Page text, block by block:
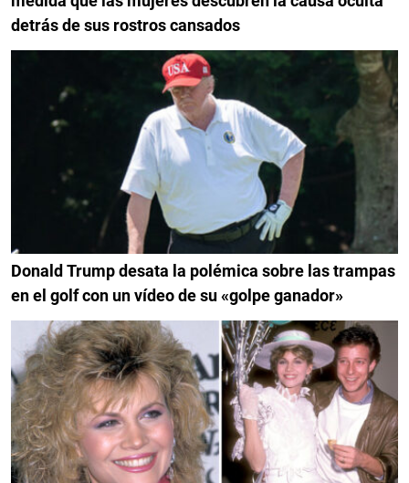
detrás de sus rostros cansados
Donald Trump desata la polémica sobre las trampas
en el golf con un vídeo de su «golpe ganador»